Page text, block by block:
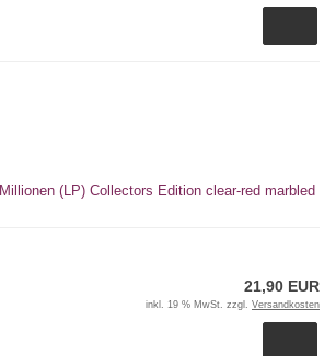
(LP) Collectors Edition clear-red marbled
21,90 EUR
inkl. 19 % MwSt. zzgl. Versandkosten